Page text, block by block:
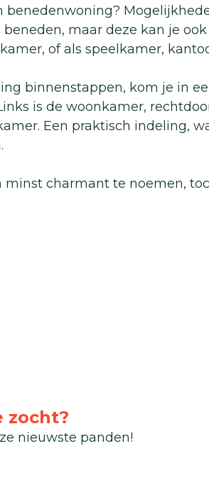
benedenwoning?
maar deze kan je
of als speelkamer,
binnenstappen, kom je in
is de woonkamer,
Een praktisch indeling,
minst charmant te noemen,
zocht?
nieuwste panden!